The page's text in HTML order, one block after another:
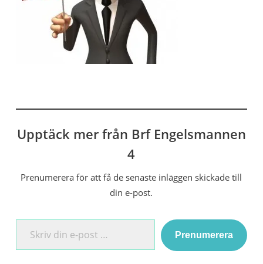
Upptäck mer från Brf Engelsmannen
4
Prenumerera för att få de senaste inläggen skickade till
din e-post.
Skriv din e-post …
Prenumerera